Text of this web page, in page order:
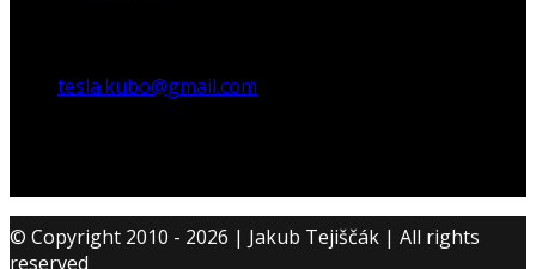
tesla.kubo@gmail.com
© Copyright 2010 - 2026 | Jakub Tejiščák | All rights
reserved